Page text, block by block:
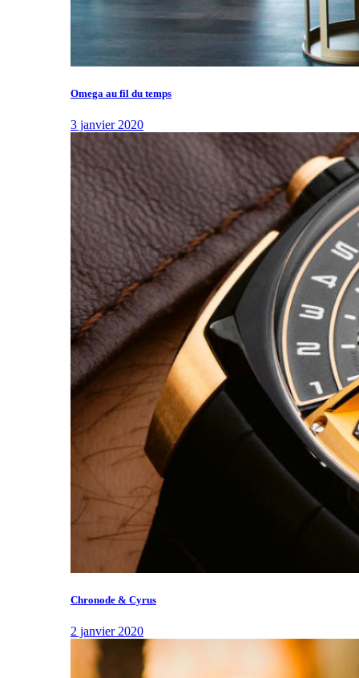
Omega au fil du temps
3 janvier 2020
Chronode & Cyrus
2 janvier 2020